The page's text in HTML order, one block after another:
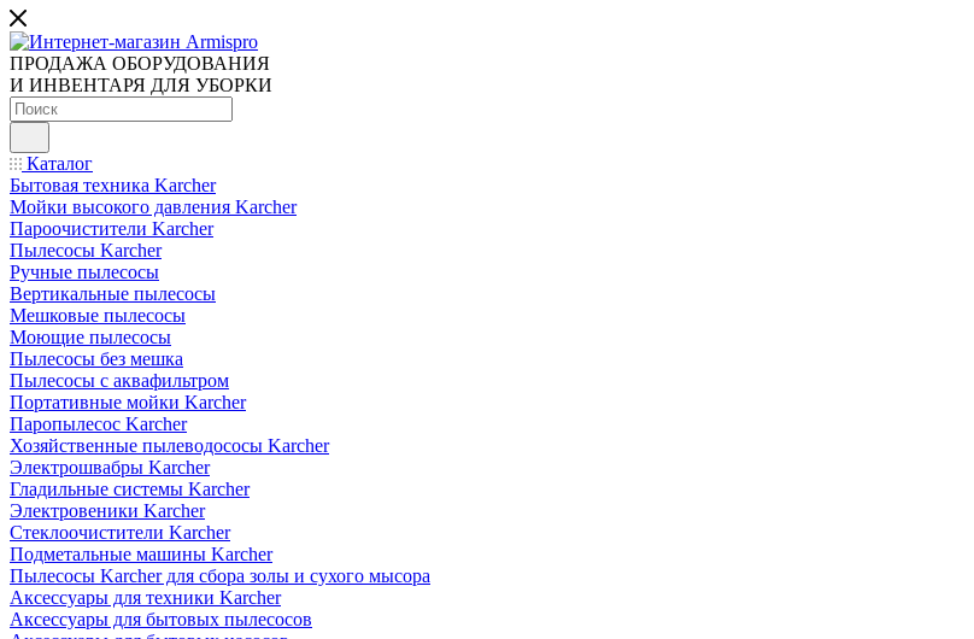
ПРОДАЖА ОБОРУДОВАНИЯ
И ИНВЕНТАРЯ ДЛЯ УБОРКИ
Каталог
Бытовая техника Karcher
Мойки высокого давления Karcher
Пароочистители Karcher
Пылесосы Karcher
Ручные пылесосы
Вертикальные пылесосы
Мешковые пылесосы
Моющие пылесосы
Пылесосы без мешка
Пылесосы с аквафильтром
Портативные мойки Karcher
Паропылесос Karcher
Хозяйственные пылеводососы Karcher
Электрошвабры Karcher
Гладильные системы Karcher
Электровеники Karcher
Стеклоочистители Karcher
Подметальные машины Karcher
Пылесосы Karcher для сбора золы и сухого мысора
Аксессуары для техники Karcher
Аксессуары для бытовых пылесосов